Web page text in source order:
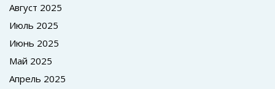
Август 2025
Июль 2025
Июнь 2025
Май 2025
Апрель 2025